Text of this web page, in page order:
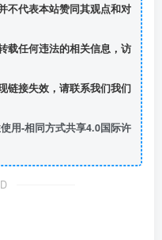
不代表本站赞同其观点和对
载任何违法的相关信息，访
链接失效，请联系我们我们
用-相同方式共享4.0国际许